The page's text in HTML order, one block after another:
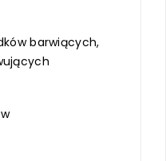
barwiących,